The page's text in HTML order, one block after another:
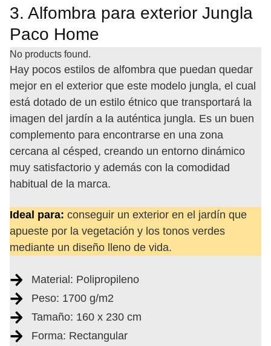
3. Alfombra para exterior Jungla
Paco Home
No products found.
Hay pocos estilos de alfombra que puedan quedar
mejor en el exterior que este modelo jungla, el cual
está dotado de un estilo étnico que transportará la
imagen del jardín a la auténtica jungla. Es un buen
complemento para encontrarse en una zona
cercana al césped, creando un entorno dinámico
muy satisfactorio y además con la comodidad
habitual de la marca.
Ideal para: conseguir un exterior en el jardín que
apueste por la vegetación y los tonos verdes
mediante un diseño lleno de vida.
Material: Polipropileno
Peso: 1700 g/m2
Tamaño: 160 x 230 cm
Forma: Rectangular